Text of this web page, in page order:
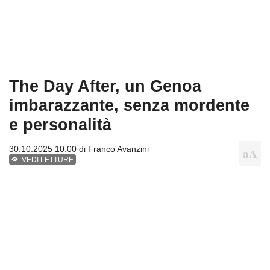
The Day After, un Genoa
imbarazzante, senza mordente
e personalità
30.10.2025 10:00 di Franco Avanzini
VEDI LETTURE